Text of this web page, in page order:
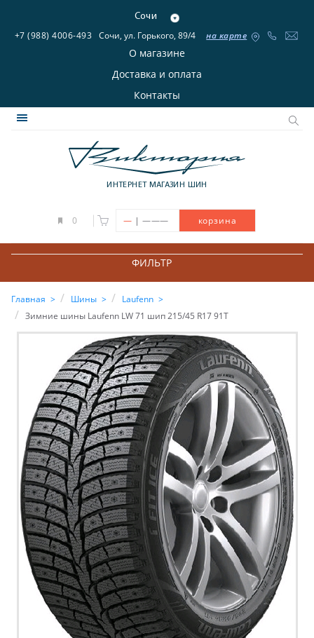
Сочи
+7 (988) 4006-493 Сочи, ул. Горького, 89/4 на карте
О магазине
Доставка и оплата
Контакты
ИНТЕРНЕТ МАГАЗИН ШИН
0 — | ——— корзина
ФИЛЬТР
Главная Шины
Laufenn
Зимние шины Laufenn LW 71 шип 215/45 R17 91T